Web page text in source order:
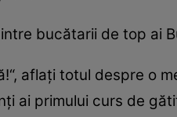
bucătarii de top ai
aflaţi totul despre o
ai primului curs de